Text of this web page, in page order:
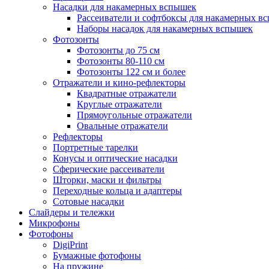
Насадки для накамерных вспышек
Рассеиватели и софтбоксы для накамерных
Наборы насадок для накамерных вспышек
Фотозонты
Фотозонты до 75 см
Фотозонты 80-110 см
Фотозонты 122 см и более
Отражатели и кино-рефлекторы
Квадратные отражатели
Круглые отражатели
Прямоугольные отражатели
Овальные отражатели
Рефлекторы
Портретные тарелки
Конусы и оптические насадки
Сферические рассеиватели
Шторки, маски и фильтры
Переходные кольца и адаптеры
Сотовые насадки
Слайдеры и тележки
Микрофоны
Фотофоны
DigiPrint
Бумажные фотофоны
На пружине